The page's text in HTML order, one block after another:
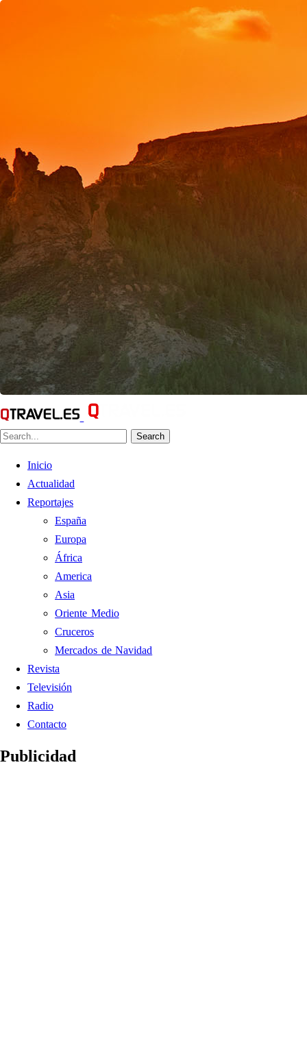
Search
Inicio
Actualidad
Reportajes
España
Europa
África
America
Asia
Oriente Medio
Cruceros
Mercados de Navidad
Revista
Televisión
Radio
Contacto
Publicidad